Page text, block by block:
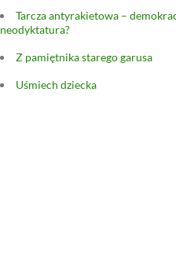
Tarcza antyrakietowa –
neodyktatura?
Z pamiętnika starego garusa
Uśmiech dziecka